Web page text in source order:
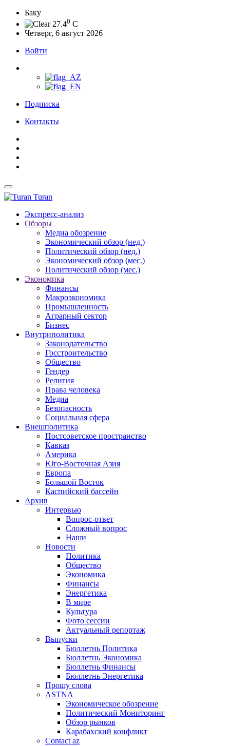
Баку
27.40 C
Четверг, 6 август 2026
Войти
Подписка
Контакты
Turan
Экспресс-анализ
Обзоры
Медиа обозрение
Экономический обзор (нед.)
Политический обзор (нед.)
Экономический обзор (мес.)
Политический обзор (мес.)
Экономика
Финансы
Макроэкономика
Промышленность
Аграрный сектор
Бизнес
Внутриполитика
Законодательство
Госстроительство
Общество
Гендер
Религия
Права человека
Медиа
Безопасность
Социальная сфера
Внешполитика
Постсоветское пространство
Кавказ
Америка
Юго-Восточная Азия
Европа
Большой Восток
Каспийский бассейн
Архив
Интервью
Вопрос-ответ
Сложный вопрос
Наши
Новости
Политика
Общество
Экономика
Финансы
Энергетика
В мире
Культура
Фото сессии
Актуальный репортаж
Выпуски
Бюллетнь Политика
Бюллетнь Экономика
Бюллетнь Финансы
Бюллетнь Энергетика
Прошу слова
ASTNA
Экономическое обозрение
Политический Мониторинг
Обзор рынков
Карабахский конфликт
Contact az